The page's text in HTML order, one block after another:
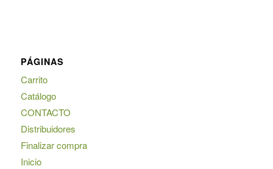
PÁGINAS
Carrito
Catálogo
CONTACTO
Distribuidores
Finalizar compra
Inicio